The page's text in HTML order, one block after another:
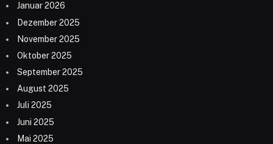
Januar 2026
Dezember 2025
November 2025
Oktober 2025
September 2025
August 2025
Juli 2025
Juni 2025
Mai 2025